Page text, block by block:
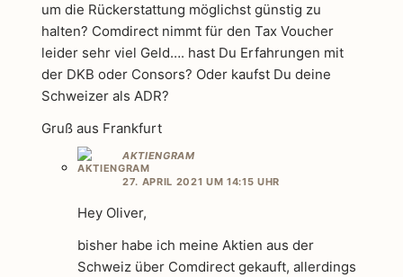
um die Rückerstattung möglichst günstig zu
halten? Comdirect nimmt für den Tax Voucher
leider sehr viel Geld…. hast Du Erfahrungen mit
der DKB oder Consors? Oder kaufst Du deine
Schweizer als ADR?
Gruß aus Frankfurt
AKTIENGRAM
27. APRIL 2021 UM 14:15 UHR
Hey Oliver,
bisher habe ich meine Aktien aus der
Schweiz über Comdirect gekauft, allerdings